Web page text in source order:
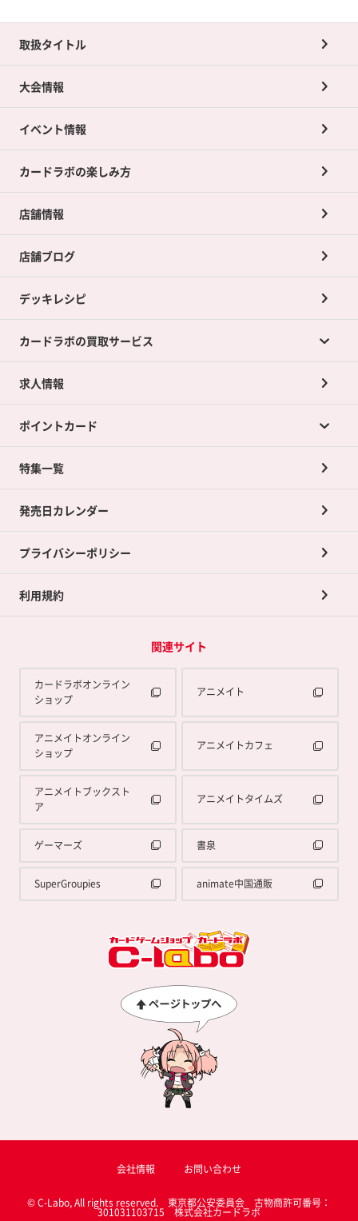
取扱タイトル
大会情報
イベント情報
カードラボの楽しみ方
店舗情報
店舗ブログ
デッキレシピ
カードラボの買取サービス
カードラボの買取サービスTOP
店舗買取について
ネット買取について
買取承諾書について
求人情報
ポイントカード
ポイントカードTOP
ポイント交換景品
特集一覧
発売日カレンダー
プライバシーポリシー
利用規約
関連サイト
カードラボオンライン
ショップ
アニメイト
アニメイトオンライン
ショップ
アニメイトカフェ
アニメイトブックスト
ア
アニメイトタイムズ
ゲーマーズ 書泉
SuperGroupies animate中国通販
会社情報 お問い合わせ
© C-Labo, All rights reserved. 東京都公安委員会 古物商許可番号：
301031103715 株式会社カードラボ